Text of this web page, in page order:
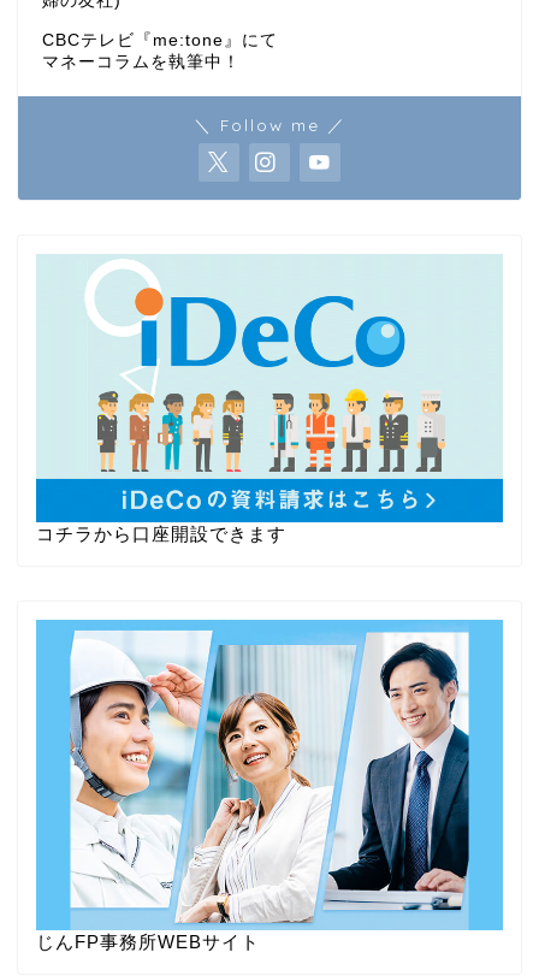
CBCテレビ『me:tone』にて
マネーコラムを執筆中！
＼ Follow me ／
コチラから口座開設できます
じんFP事務所WEBサイト